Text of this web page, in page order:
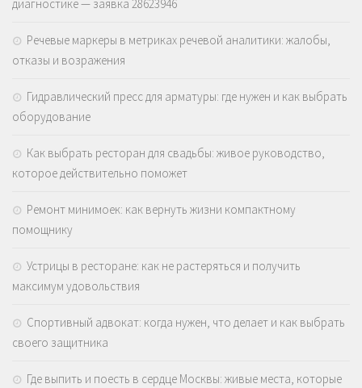
диагностике — заявка 28623946
Речевые маркеры в метриках речевой аналитики: жалобы,
отказы и возражения
Гидравлический пресс для арматуры: где нужен и как выбрать
оборудование
Как выбрать ресторан для свадьбы: живое руководство,
которое действительно поможет
Ремонт минимоек: как вернуть жизни компактному
помощнику
Устрицы в ресторане: как не растеряться и получить
максимум удовольствия
Спортивный адвокат: когда нужен, что делает и как выбрать
своего защитника
Где выпить и поесть в сердце Москвы: живые места, которые